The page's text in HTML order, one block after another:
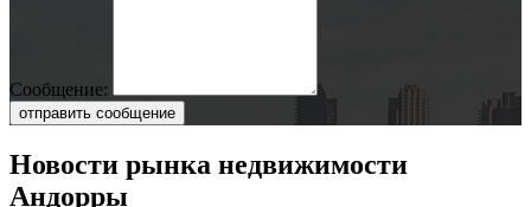
Сообщение:
отправить сообщение
Новости рынка недвижимости
Андорры